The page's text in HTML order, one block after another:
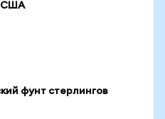
США
фунт стерлингов